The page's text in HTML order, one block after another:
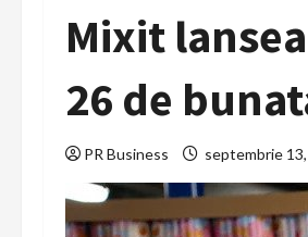
Mixit
26 de
PR Business septembrie